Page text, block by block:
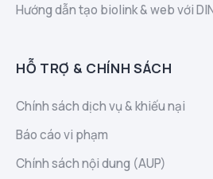
Hướng dẫn tạo biolink & web với
HỖ TRỢ & CHÍNH SÁCH
Chính sách dịch vụ & khiếu nại
Báo cáo vi phạm
Chính sách nội dung (AUP)